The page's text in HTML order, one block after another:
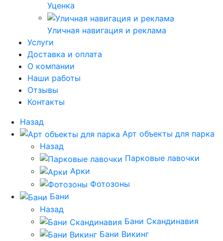
Уценка
Уличная навигация и реклама
Услуги
Доставка и оплата
О компании
Наши работы
Отзывы
Контакты
Назад
Арт объекты для парка
Назад
Парковые лавочки
Арки
Фотозоны
Бани
Назад
Бани Скандинавия
Бани Викинг